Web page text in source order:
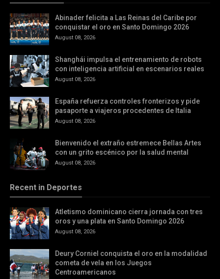
Abinader felicita a Las Reinas del Caribe por
conquistar el oro en Santo Domingo 2026
August 08, 2026
Shanghái impulsa el entrenamiento de robots
con inteligencia artificial en escenarios reales
August 08, 2026
España refuerza controles fronterizos y pide
pasaporte a viajeros procedentes de Italia
August 08, 2026
Bienvenido el extraño estremece Bellas Artes
con un grito escénico por la salud mental
August 08, 2026
Recent in Deportes
Atletismo dominicano cierra jornada con tres
oros y una plata en Santo Domingo 2026
August 08, 2026
Deury Corniel conquista el oro en la modalidad
cometa de vela en los Juegos
Centroamericanos